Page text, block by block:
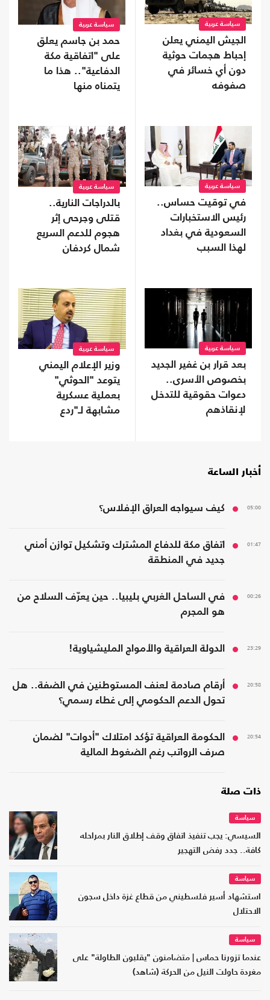
سياسة عربية
الجيش اليمني يعلن
إحباط هجمات حوثية
دون أي خسائر في
صفوفه
سياسة عربية
حمد بن جاسم يعلق
على "اتفاقية مكة
الدفاعية".. هذا ما
يتمناه منها
سياسة عربية
في توقيت حساس..
رئيس الاستخبارات
السعودية في بغداد
لهذا السبب
سياسة عربية
بالدراجات النارية..
قتلى وجرحى إثر
هجوم للدعم السريع
شمال كردفان
سياسة عربية
بعد قرار بن غفير الجديد
بخصوص الأسرى..
دعوات حقوقية للتدخل
لإنقاذهم
سياسة عربية
وزير الإعلام اليمني
يتوعد "الحوثي"
بعملية عسكرية
مشابهة لـ"ردع
أخبار الساعة
05:00 كيف سيواجه العراق الإفلاس؟
01:47
اتفاق مكة للدفاع المشترك وتشكيل توازن أمني
جديد في المنطقة
00:26
في الساحل الغربي بليبيا.. حين يعرّف السلاح من
هو المجرم
23:29 الدولة العراقية والأمواج المليشياوية!
20:58
أرقام صادمة لعنف المستوطنين في الضفة.. هل
تحول الدعم الحكومي إلى غطاء رسمي؟
20:54
الحكومة العراقية تؤكد امتلاك "أدوات" لضمان
صرف الرواتب رغم الضغوط المالية
ذات صلة
سياسة
السيسي: يجب تنفيذ اتفاق وقف إطلاق النار بمراحله
كافة.. جدد رفض التهجير
سياسة
استشهاد أسير فلسطيني من قطاع غزة داخل سجون
الاحتلال
سياسة
عندما تزورنا حماس | متضامنون "يقلبون الطاولة" على
مغردة حاولت النيل من الحركة (شاهد)